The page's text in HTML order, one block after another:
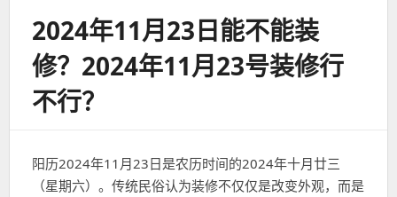
2024年11月23日能不能装
修？2024年11月23号装修行
不行？
阳历2024年11月23日是农历时间的2024年十月廿三
（星期六）。传统民俗认为装修不仅仅是改变外观，而是